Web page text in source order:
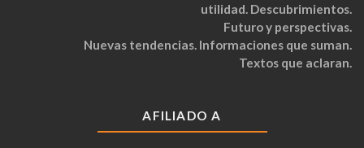
utilidad. Descubrimientos.
Futuro y perspectivas.
Nuevas tendencias. Informaciones que suman.
Textos que aclaran.
AFILIADO A